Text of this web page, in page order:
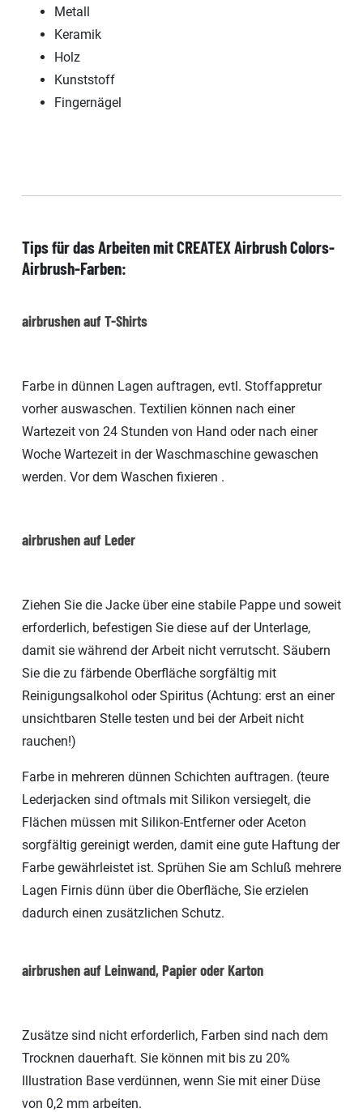
Metall
Keramik
Holz
Kunststoff
Fingernägel
Tips für das Arbeiten mitCREATEX Airbrush Colors-
Airbrush-Farben:
airbrushen auf T-Shirts
Farbe in dünnen Lagen auftragen, evtl. Stoffappretur
vorher auswaschen. Textilien können nach einer
Wartezeit von 24 Stunden von Hand oder nach einer
Woche Wartezeit in der Waschmaschine gewaschen
werden. Vor dem Waschen fixieren .
airbrushen auf Leder
Ziehen Sie die Jacke über eine stabile Pappe und soweit
erforderlich, befestigen Sie diese auf der Unterlage,
damit sie während der Arbeit nicht verrutscht. Säubern
Sie die zu färbende Oberfläche sorgfältig mit
Reinigungsalkohol oder Spiritus (Achtung: erst an einer
unsichtbaren Stelle testen und bei der Arbeit nicht
rauchen!)
Farbe in mehreren dünnen Schichten auftragen. (teure
Lederjacken sind oftmals mit Silikon versiegelt, die
Flächen müssen mit Silikon-Entferner oder Aceton
sorgfältig gereinigt werden, damit eine gute Haftung der
Farbe gewährleistet ist. Sprühen Sie am Schluß mehrere
Lagen Firnis dünn über die Oberfläche, Sie erzielen
dadurch einen zusätzlichen Schutz.
airbrushen auf Leinwand, Papier oder Karton
Zusätze sind nicht erforderlich, Farben sind nach dem
Trocknen dauerhaft. Sie können mit bis zu 20%
Illustration Base verdünnen, wenn Sie mit einer Düse
von 0,2 mm arbeiten.